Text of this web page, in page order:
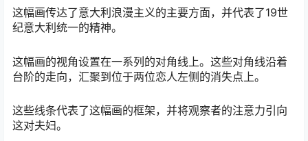
这幅画传达了意大利浪漫主义的主要方面，并代表了19世
纪意大利统一的精神。
这幅画的视角设置在一系列的对角线上。这些对角线沿着
台阶的走向，汇聚到位于两位恋人左侧的消失点上。
这些线条代表了这幅画的框架，并将观察者的注意力引向
这对夫妇。